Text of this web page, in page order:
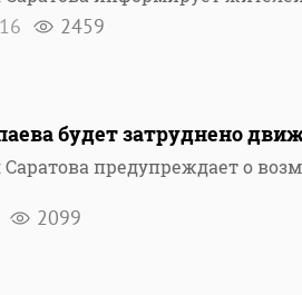
2459
будет затруднено
предупреждает о
2099